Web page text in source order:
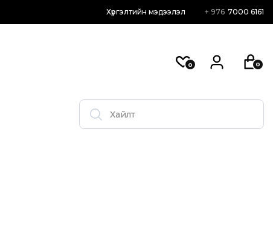
Хүргэлтийн мэдээлэл + 976 7000 6161
0 0